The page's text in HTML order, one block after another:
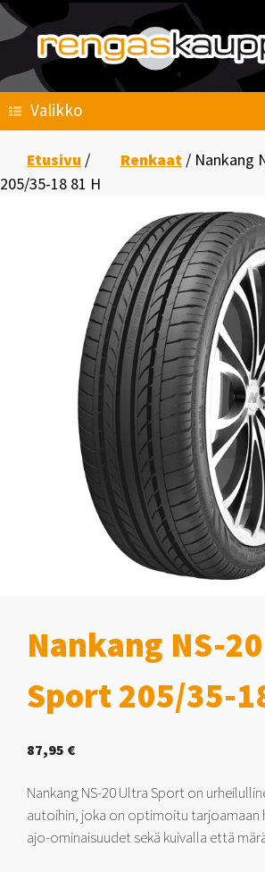
Skip
content
Valikko
Etusivu / Renkaat / Nankang
205/35-18 81 H
Nankang NS-
Sport 205/35-
87,95 €
Nankang NS-20 Ultra Sport on
autoihin, joka on optimoitu tarjoamaan
ajo-ominaisuudet sekä kuivalla että